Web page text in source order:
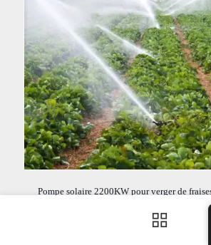
Pompe solaire 2200KW pour verger de